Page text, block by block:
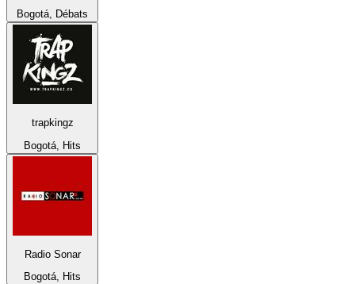
Bogotá, Débats
trapkingz
Bogotá, Hits
Radio Sonar
Bogotá, Hits